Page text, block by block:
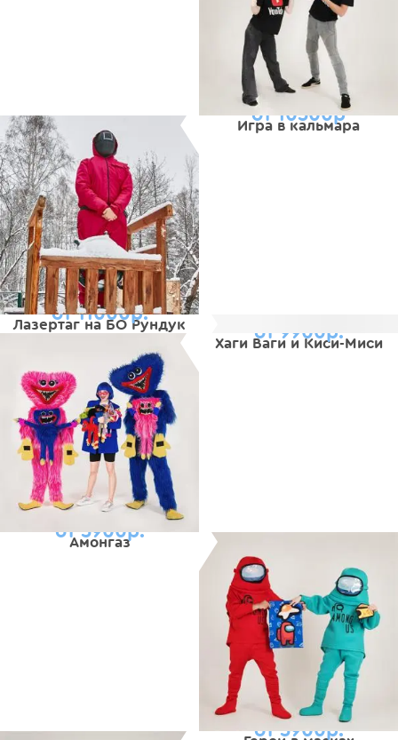
Игра в кальмара
от 10500р
Лазертаг на БО Рундук
от 11000р.
Хаги Ваги и Киси-Миси
от 9900р.
Амонгаз
от 5900р.
от 5900р.